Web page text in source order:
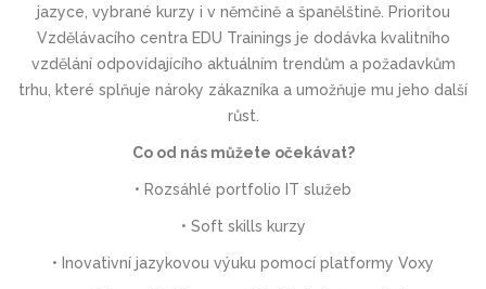
jazyce, vybrané kurzy i v němčině a španělštině. Prioritou
Vzdělávacího centra EDU Trainings je dodávka kvalitního
vzdělání odpovídajícího aktuálním trendům a požadavkům
trhu, které splňuje nároky zákazníka a umožňuje mu jeho další
růst.
Co od nás můžete očekávat?
• Rozsáhlé portfolio IT služeb
• Soft skills kurzy
• Inovativní jazykovou výuku pomocí platformy Voxy